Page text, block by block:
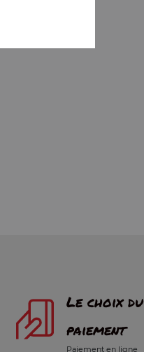
Le choix du
paiement
Paiement en ligne